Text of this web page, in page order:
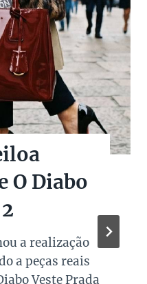
na Super
luxo mais
e conhecidas
foi fundada em